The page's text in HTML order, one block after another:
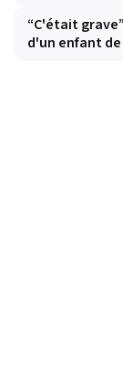
“C'était
d'un enfant